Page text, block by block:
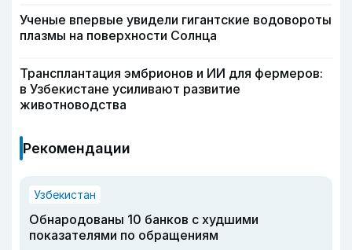
Ученые впервые увидели гигантские водовороты
плазмы на поверхности Солнца
Трансплантация эмбрионов и ИИ для фермеров:
в Узбекистане усиливают развитие
животноводства
Рекомендации
Узбекистан
Обнародованы 10 банков с худшими
показателями по обращениям